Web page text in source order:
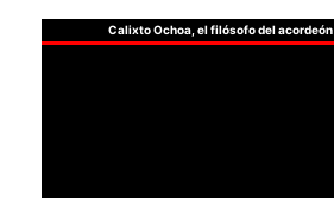
Calixto Ochoa, el filósofo del acordeón